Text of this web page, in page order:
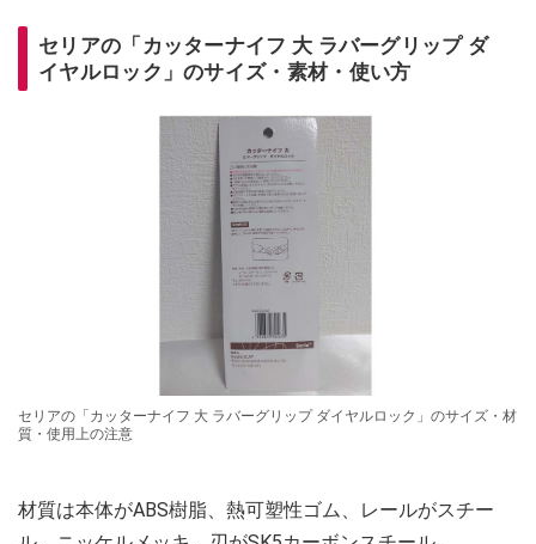
セリアの「カッターナイフ 大 ラバーグリップ ダ
イヤルロック」のサイズ・素材・使い方
セリアの「カッターナイフ 大 ラバーグリップ ダイヤルロック」のサイズ・材
質・使用上の注意
材質は本体がABS樹脂、熱可塑性ゴム、レールがスチー